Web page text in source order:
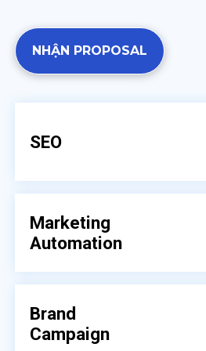
NHẬN PROPOSAL
SEO
Marketing
Automation
Brand
Campaign